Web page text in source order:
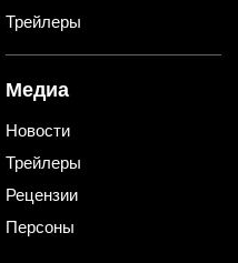
Трейлеры
Медиа
Новости
Трейлеры
Рецензии
Персоны